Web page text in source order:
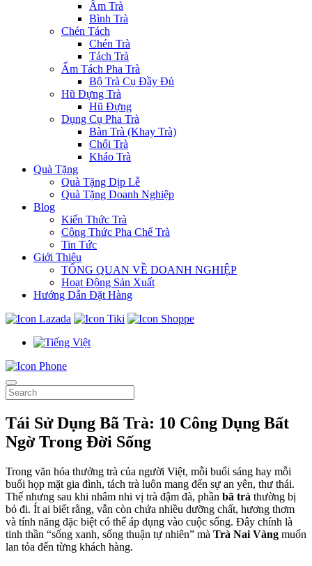
Ấm Trà
Bình Trà
Chén Tách
Chén Trà
Tách Trà
Ấm Tách Pha Trà
Bộ Trà Cụ Đầy Đủ
Hũ Đựng Trà
Hũ Đựng
Dụng Cụ Pha Trà
Bàn Trà (Khay Trà)
Chổi Trà
Kháo Trà
Quà Tặng
Quà Tặng Dịp Lễ
Quà Tặng Doanh Nghiệp
Blog
Kiến Thức Trà
Công Thức Pha Chế Trà
Tin Tức
Giới Thiệu
TỔNG QUAN VỀ DOANH NGHIỆP
Hoạt Động Sản Xuất
Hướng Dẫn Đặt Hàng
Tái Sử Dụng Bã Trà: 10 Công Dụng Bất
Ngờ Trong Đời Sống
Trong văn hóa thưởng trà của người Việt, mỗi buổi sáng hay mỗi
buổi họp mặt gia đình, tách trà luôn mang đến sự an yên, thư thái.
Thế nhưng sau khi nhâm nhi vị trà đậm đà, phần bã trà thường bị
bỏ đi. Ít ai biết rằng, vẫn còn chứa nhiều dưỡng chất, hương thơm
và tính năng đặc biệt có thể áp dụng vào cuộc sống. Đây chính là
tinh thần “sống xanh, sống thuận tự nhiên” mà Trà Nai Vàng muốn
lan tỏa đến từng khách hàng.